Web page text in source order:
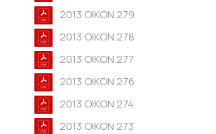
2013 OIKON 279
2013 OIKON 278
2013 OIKON 277
2013 OIKON 276
2013 OIKON 274
2013 OIKON 273